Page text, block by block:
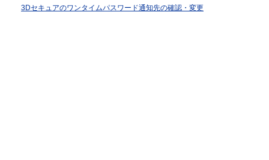
3Dセキュアのワンタイムパスワード通知先の確認・変更